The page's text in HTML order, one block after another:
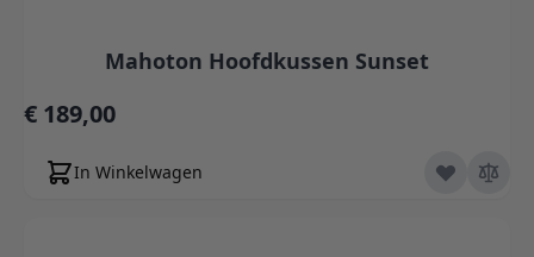
Mahoton Hoofdkussen Sunset
€ 189,00
In Winkelwagen